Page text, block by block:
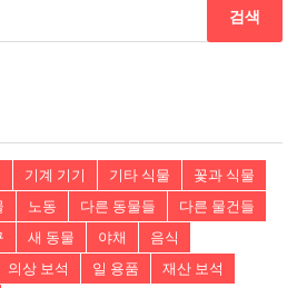
기계 기기 기타 식물
꽃과 식물
노동 다른 동물들
다른 물건들
새 동물 야채
음식
의상 보석 일 용품
재산 보석